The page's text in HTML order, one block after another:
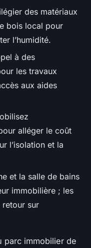
des matériaux
bois local pour
l’humidité.
à des
les travaux
aux aides
alléger le coût
l’isolation et la
et la salle de bains
immobilière ; les
retour sur
parc immobilier de